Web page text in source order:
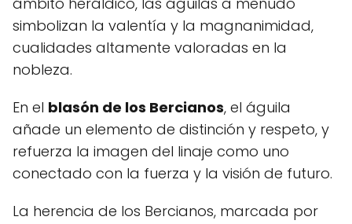
simbolizan la valentía y la magnanimidad,
cualidades altamente valoradas en la
nobleza.
En el blasón de los Bercianos, el águila
añade un elemento de distinción y respeto, y
refuerza la imagen del linaje como uno
conectado con la fuerza y la visión de futuro.
La herencia de los Bercianos, marcada por